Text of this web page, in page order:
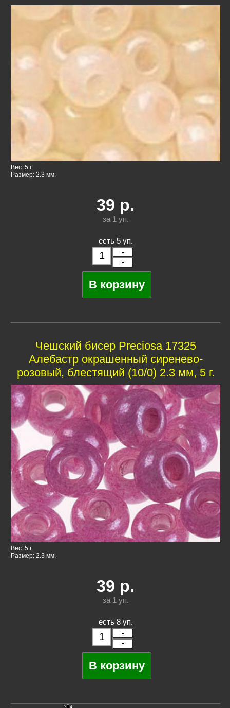
Вес: 5 г.
Размер: 2.3 мм.
39 р.
за 1 уп.
есть 5 уп.
Чешский бисер Preciosa 17325
Алебастр окрашенный сиренево-
розовый, блестящий (10/0) 2.3 мм, 5 г.
Вес: 5 г.
Размер: 2.3 мм.
39 р.
за 1 уп.
есть 8 уп.